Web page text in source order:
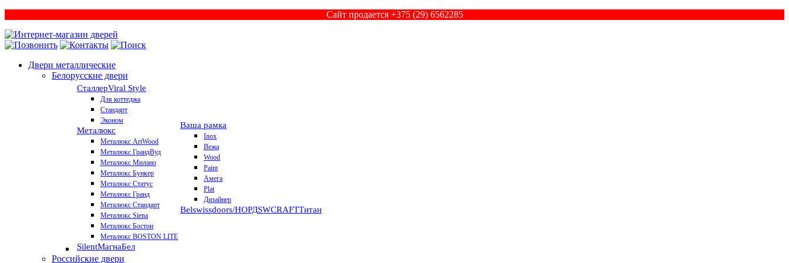
Сайт продается +375 (29) 6562285
Двери металлические
Белорусские двери
СталлерViral Style
Для коттеджа
Стандарт
Эконом
Металюкс
Металюкс ArtWood
Металюкс ГрандВуд
Металюкс Милано
Металюкс Бункер
Металюкс Статус
Металюкс Гранд
Металюкс Стандарт
Металюкс Siena
Металюкс Бостон
Металюкс BOSTON LITE
SilentМагнаБел
Ваша рамка
Inox
Вежа
Wood
Paint
Амега
Plat
Дизайнер
Belswissdoors/НОРДSWCRAFTТитан
Российские двери